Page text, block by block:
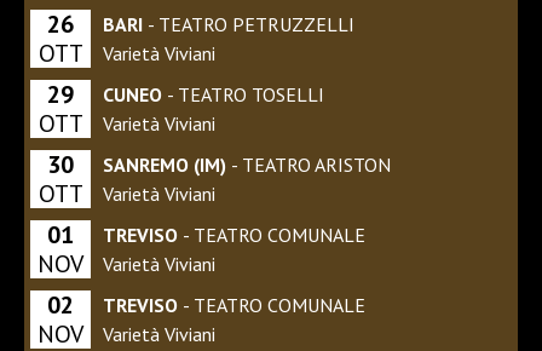
26
OTT
BARI - TEATRO PETRUZZELLI
Varietà Viviani
29
OTT
CUNEO - TEATRO TOSELLI
Varietà Viviani
30
OTT
SANREMO (IM) - TEATRO ARISTON
Varietà Viviani
01
NOV
TREVISO - TEATRO COMUNALE
Varietà Viviani
02
NOV
TREVISO - TEATRO COMUNALE
Varietà Viviani